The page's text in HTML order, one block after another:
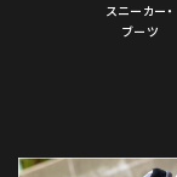
スニーカー・
ブーツ